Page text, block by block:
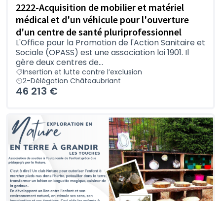
2222-Acquisition de mobilier et matériel
médical et d'un véhicule pour l'ouverture
d'un centre de santé pluriprofessionnel
L'Office pour la Promotion de l'Action Sanitaire et
Sociale (OPASS) est une association loi 1901. Il
gère deux centres de...
Insertion et lutte contre l’exclusion
2-Délégation Châteaubriant
46 213 €